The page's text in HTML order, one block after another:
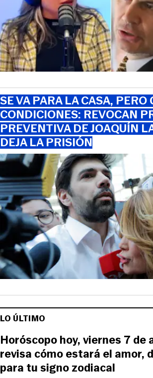
SE VA PARA LA CASA, PERO
CONDICIONES: REVOCAN
PREVENTIVA DE JOAQUÍN
DEJA LA PRISIÓN
LO ÚLTIMO
Horóscopo hoy, viernes 7 de
revisa cómo estará el amor,
para tu signo zodiacal